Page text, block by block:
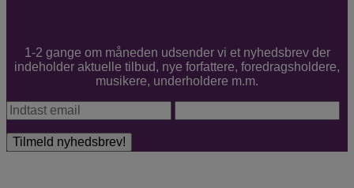
1-2 gange om måneden udsender vi et nyhedsbrev der
indeholder aktuelle tilbud, nye forfattere, foredragsholdere,
musikere, underholdere m.m.